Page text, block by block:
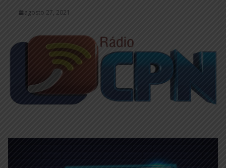
agosto 27, 2021